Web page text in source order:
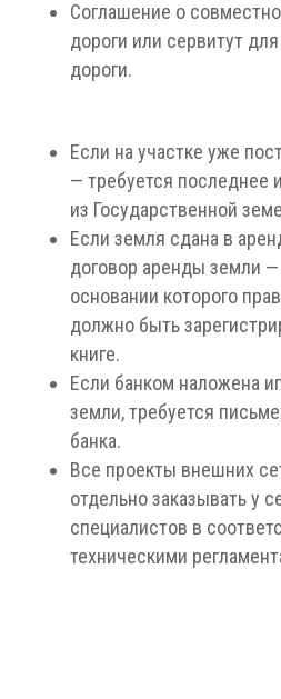
Соглашение о
дороги или сервитут
дороги.
Если на участке уже
— требуется последнее
из Государственной
Если земля сдана в
договор аренды земли —
основании которого
должно быть
книге.
Если банком наложена
земли, требуется
банка.
Все проекты внешних
отдельно заказывать у
специалистов в
техническими